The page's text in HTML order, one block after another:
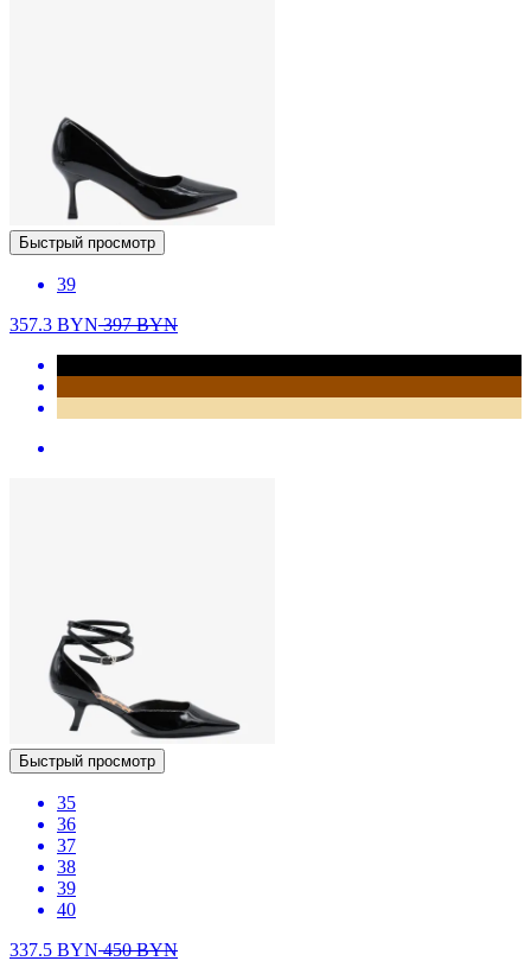
Быстрый просмотр
39
357.3 BYN397BYN
Быстрый просмотр
35
36
37
38
39
40
337.5 BYN450BYN